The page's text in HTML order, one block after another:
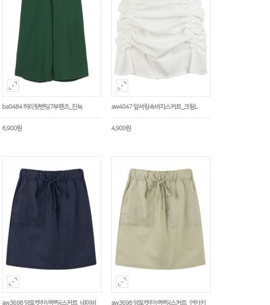
ba0484 허리뒷밴딩7부팬츠_진녹
6,900원
aw4047 앞셔링속바지스커트_크림L
4,900원
aw3698 양포켓린넨밴딩스커트_네이비 aw3698 양포켓린넨밴딩스커트_연카키